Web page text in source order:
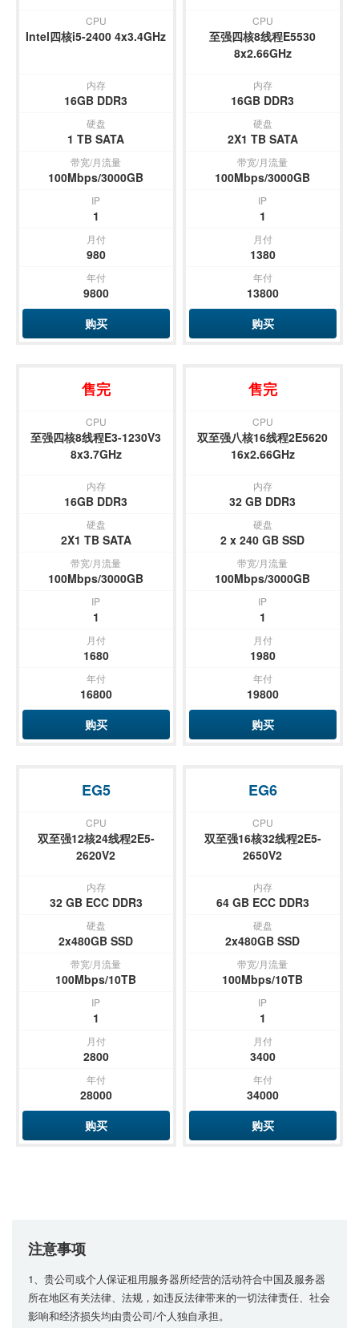
CPU
Intel四核i5-2400 4x3.4GHz
内存
16GB DDR3
硬盘
1 TB SATA
带宽/月流量
100Mbps/3000GB
IP
1
月付
980
年付
9800
购买
CPU
至强四核8线程E5530
8x2.66GHz
内存
16GB DDR3
硬盘
2X1 TB SATA
带宽/月流量
100Mbps/3000GB
IP
1
月付
1380
年付
13800
购买
售完
CPU
至强四核8线程E3-1230V3
8x3.7GHz
内存
16GB DDR3
硬盘
2X1 TB SATA
带宽/月流量
100Mbps/3000GB
IP
1
月付
1680
年付
16800
购买
售完
CPU
双至强八核16线程2E5620
16x2.66GHz
内存
32 GB DDR3
硬盘
2 x 240 GB SSD
带宽/月流量
100Mbps/3000GB
IP
1
月付
1980
年付
19800
购买
EG5
CPU
双至强12核24线程2E5-
2620V2
内存
32 GB ECC DDR3
硬盘
2x480GB SSD
带宽/月流量
100Mbps/10TB
IP
1
月付
2800
年付
28000
购买
EG6
CPU
双至强16核32线程2E5-
2650V2
内存
64 GB ECC DDR3
硬盘
2x480GB SSD
带宽/月流量
100Mbps/10TB
IP
1
月付
3400
年付
34000
购买
注意事项
1、贵公司或个人保证租用服务器所经营的活动符合中国及服务器
所在地区有关法律、法规，如违反法律带来的一切法律责任、社会
影响和经济损失均由贵公司/个人独自承担。